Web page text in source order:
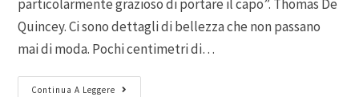
particolarmente grazioso di portare il capo”. Thomas De
Quincey. Ci sono dettagli di bellezza che non passano
mai di moda. Pochi centimetri di…
Continua A Leggere